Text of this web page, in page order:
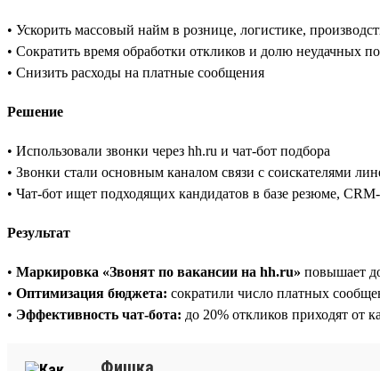
• Ускорить массовый найм в рознице, логистике,
• Сократить время обработки откликов и долю неудачных
• Снизить расходы на платные сообщения
Решение
• Использовали звонки через hh.ru и чат-бот подбора
• Звонки стали основным каналом связи с соискателями
• Чат-бот ищет подходящих кандидатов в базе резюме,
Результат
• Маркировка «Звонят по вакансии на hh.ru» повышает
• Оптимизация бюджета: сократили число платных
• Эффективность чат-бота: до 20% откликов приходят от